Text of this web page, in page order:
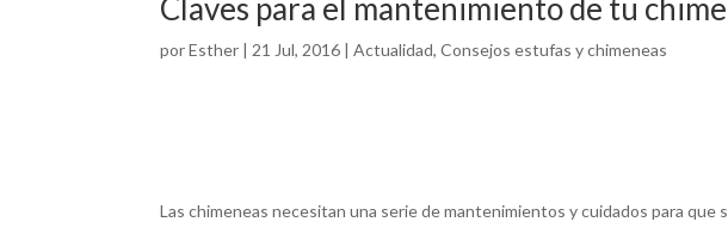
Claves para el mantenimiento de tu
porEsther | 21 Jul, 2016 |Actualidad,Consejos estufas y chimeneas
Las chimeneas necesitan una serie de mantenimientos y cuidados para que